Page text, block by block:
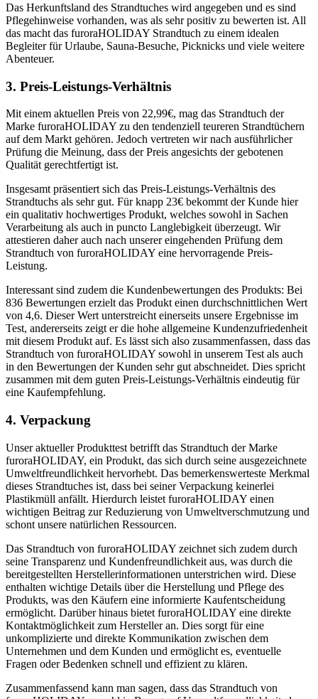
Das Herkunftsland des Strandtuches wird angegeben und es sind
Pflegehinweise vorhanden, was als sehr positiv zu bewerten ist. All
das macht das furoraHOLIDAY Strandtuch zu einem idealen
Begleiter für Urlaube, Sauna-Besuche, Picknicks und viele weitere
Abenteuer.
3. Preis-Leistungs-Verhältnis
Mit einem aktuellen Preis von 22,99€, mag das Strandtuch der
Marke furoraHOLIDAY zu den tendenziell teureren Strandtüchern
auf dem Markt gehören. Jedoch vertreten wir nach ausführlicher
Prüfung die Meinung, dass der Preis angesichts der gebotenen
Qualität gerechtfertigt ist.
Insgesamt präsentiert sich das Preis-Leistungs-Verhältnis des
Strandtuchs als sehr gut. Für knapp 23€ bekommt der Kunde hier
ein qualitativ hochwertiges Produkt, welches sowohl in Sachen
Verarbeitung als auch in puncto Langlebigkeit überzeugt. Wir
attestieren daher auch nach unserer eingehenden Prüfung dem
Strandtuch von furoraHOLIDAY eine hervorragende Preis-
Leistung.
Interessant sind zudem die Kundenbewertungen des Produkts: Bei
836 Bewertungen erzielt das Produkt einen durchschnittlichen Wert
von 4,6. Dieser Wert unterstreicht einerseits unsere Ergebnisse im
Test, andererseits zeigt er die hohe allgemeine Kundenzufriedenheit
mit diesem Produkt auf. Es lässt sich also zusammenfassen, dass das
Strandtuch von furoraHOLIDAY sowohl in unserem Test als auch
in den Bewertungen der Kunden sehr gut abschneidet. Dies spricht
zusammen mit dem guten Preis-Leistungs-Verhältnis eindeutig für
eine Kaufempfehlung.
4. Verpackung
Unser aktueller Produkttest betrifft das Strandtuch der Marke
furoraHOLIDAY, ein Produkt, das sich durch seine ausgezeichnete
Umweltfreundlichkeit hervorhebt. Das bemerkenswerteste Merkmal
dieses Strandtuches ist, dass bei seiner Verpackung keinerlei
Plastikmüll anfällt. Hierdurch leistet furoraHOLIDAY einen
wichtigen Beitrag zur Reduzierung von Umweltverschmutzung und
schont unsere natürlichen Ressourcen.
Das Strandtuch von furoraHOLIDAY zeichnet sich zudem durch
seine Transparenz und Kundenfreundlichkeit aus, was durch die
bereitgestellten Herstellerinformationen unterstrichen wird. Diese
enthalten wichtige Details über die Herstellung und Pflege des
Produkts, was den Käufern eine informierte Kaufentscheidung
ermöglicht. Darüber hinaus bietet furoraHOLIDAY eine direkte
Kontaktmöglichkeit zum Hersteller an. Dies sorgt für eine
unkomplizierte und direkte Kommunikation zwischen dem
Unternehmen und dem Kunden und ermöglicht es, eventuelle
Fragen oder Bedenken schnell und effizient zu klären.
Zusammenfassend kann man sagen, dass das Strandtuch von